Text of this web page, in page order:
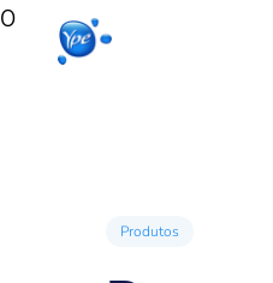
0
Produtos